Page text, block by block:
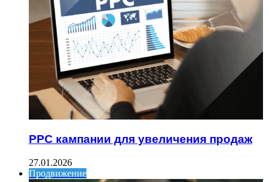
PPC кампании для увеличения продаж
27.01.2026
Продвижение